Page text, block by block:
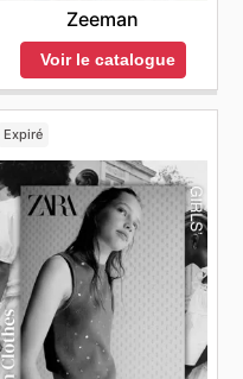
Zeeman
Voir le catalogue
Expiré